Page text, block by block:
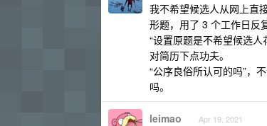
我不希望候选人从网上直
形题，用了 3 个工作日反
“设置原题是不希望候选
对简历下点功夫。
“公序良俗所认可的吗”，
吗。
leimao Apr 19, 2021